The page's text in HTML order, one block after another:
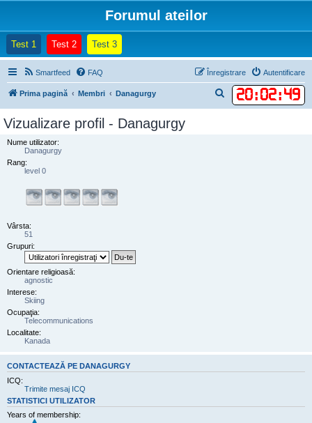
Forumul ateilor
Test 1 (Opens a new tab)
Test 2(Opens a new tab)
Test 3(Opens a new tab)
Smartfeed FAQ Autentificare
Înregistrare
Prima pagină Membri Danagurgy 20:02:49
ă
Vizualizare profil - Danagurgy
Nume utilizator:
Danagurgy
Rang:
level 0
Vârsta:
51
Grupuri:
Orientare religioasă:
agnostic
Interese:
Skiing
Ocupaţia:
Telecommunications
Localitate:
Kanada
CONTACTEAZĂ PE DANAGURGY
ICQ:
Trimite mesaj ICQ
STATISTICI UTILIZATOR
Years of membership: